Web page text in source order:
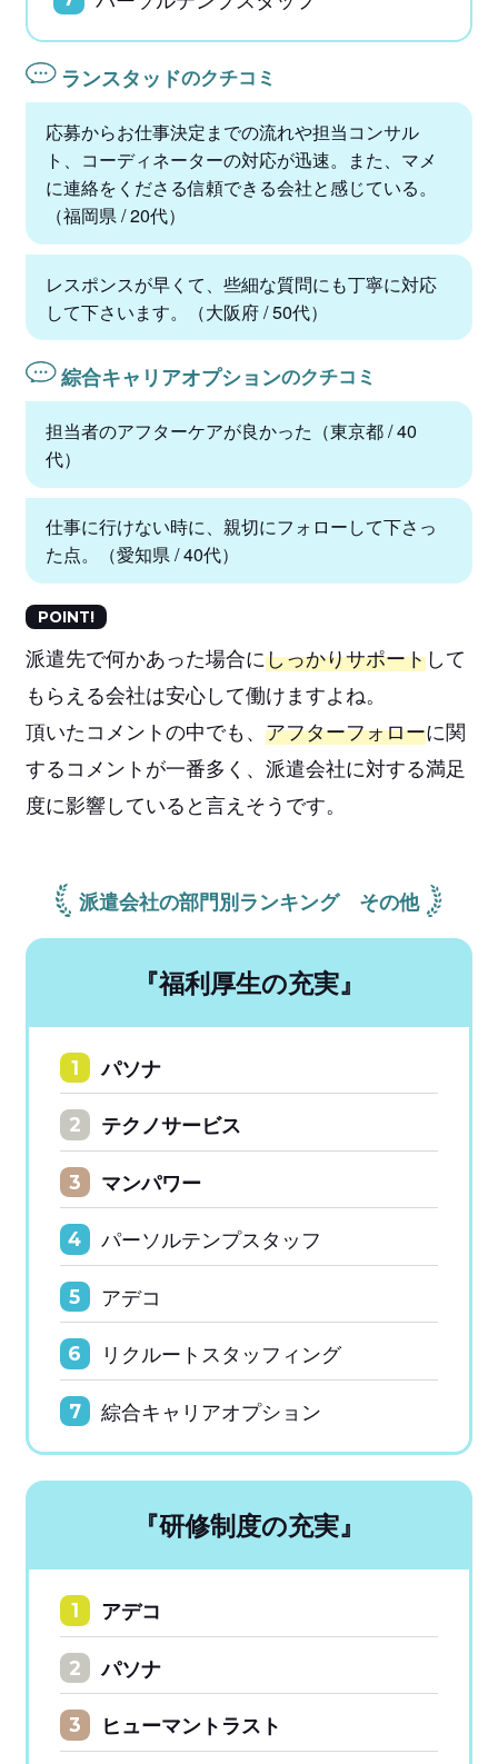
ランスタッドのクチコミ
応募からお仕事決定までの流れや担当コンサル
ト、コーディネーターの対応が迅速。また、マメ
に連絡をくださる信頼できる会社と感じている。
（福岡県 / 20代）
レスポンスが早くて、些細な質問にも丁寧に対応
して下さいます。（大阪府 / 50代）
綜合キャリアオプションのクチコミ
担当者のアフターケアが良かった（東京都 / 40
代）
仕事に行けない時に、親切にフォローして下さっ
た点。（愛知県 / 40代）
POINT!
派遣先で何かあった場合にしっかりサポートして
もらえる会社は安心して働けますよね。
頂いたコメントの中でも、 アフターフォローに関
するコメントが一番多く、派遣会社に対する満足
度に影響していると言えそうです。
派遣会社の部門別ランキング その他
『福利厚生の充実』
1 パソナ
2 テクノサービス
3 マンパワー
4 パーソルテンプスタッフ
5 アデコ
6 リクルートスタッフィング
7 綜合キャリアオプション
『研修制度の充実』
1 アデコ
2 パソナ
3 ヒューマントラスト